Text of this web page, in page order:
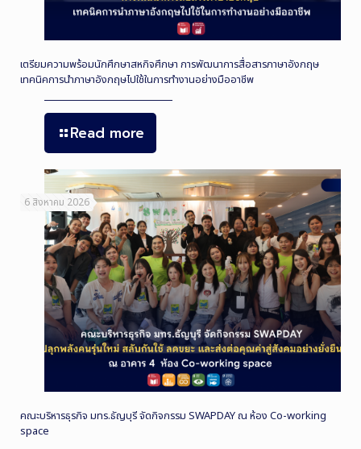
เตรียมความพร้อมนักศึกษาสหกิจศึกษา การพัฒนาการสื่อสารภาษาอังกฤษ
เทคนิคการนำภาษาอังกฤษไปใช้ในการทำงานอย่างมืออาชีพ
Read more
6 สิงหาคม 2026
คณะบริหารธุรกิจ มทร.ธัญบุรี จัดกิจกรรม SWAPDAY ณ ห้อง Co-working
space